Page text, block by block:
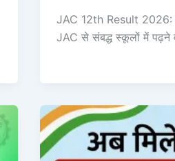
JAC 12th Result 2026:
JAC से संबद्ध स्कूलों में पढ़ने